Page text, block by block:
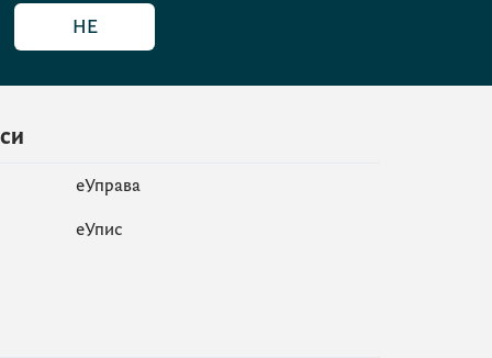
НЕ
еУправа
eУпис